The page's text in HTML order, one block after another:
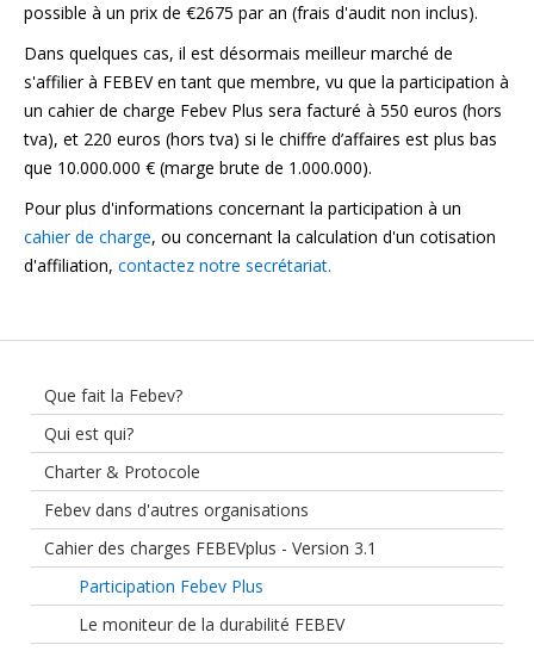
possible à un prix de €2675 par an (frais d'audit non inclus).
Dans quelques cas, il est désormais meilleur marché de
s'affilier à FEBEV en tant que membre, vu que la participation à
un cahier de charge Febev Plus sera facturé à 550 euros (hors
tva), et 220 euros (hors tva) si le chiffre d’affaires est plus bas
que 10.000.000 € (marge brute de 1.000.000).
Pour plus d'informations concernant la participation à un
cahier de charge, ou concernant la calculation d'un cotisation
d'affiliation, contactez notre secrétariat.
Que fait la Febev?
Qui est qui?
Charter & Protocole
Febev dans d'autres organisations
Cahier des charges FEBEVplus - Version 3.1
Participation Febev Plus
Le moniteur de la durabilité FEBEV